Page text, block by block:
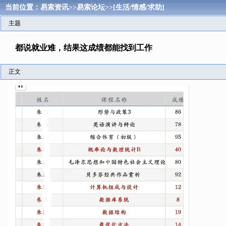
当前位置：易索资讯>>易索论坛>>[生活/情感/求助]
主题
都说就业难，结果这成绩都能找到工作
正文